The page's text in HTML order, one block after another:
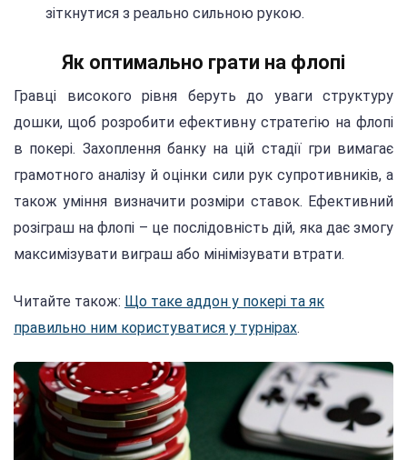
зіткнутися з реально сильною рукою.
Як оптимально грати на флопі
Гравці високого рівня беруть до уваги структуру
дошки, щоб розробити ефективну стратегію на флопі
в покері. Захоплення банку на цій стадії гри вимагає
грамотного аналізу й оцінки сили рук супротивників, а
також уміння визначити розміри ставок. Ефективний
розіграш на флопі – це послідовність дій, яка дає змогу
максимізувати виграш або мінімізувати втрати.
Читайте також: Що таке аддон у покері та як
правильно ним користуватися у турнірах.